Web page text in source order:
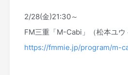
2/28(金)21:30～
FM三重「M-Cabi」（松本ユウ
https://fmmie.jp/program/m-